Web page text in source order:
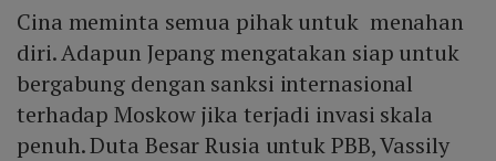
Cina meminta semua pihak untuk menahan
diri. Adapun Jepang mengatakan siap untuk
bergabung dengan sanksi internasional
terhadap Moskow jika terjadi invasi skala
penuh. Duta Besar Rusia untuk PBB, Vassily